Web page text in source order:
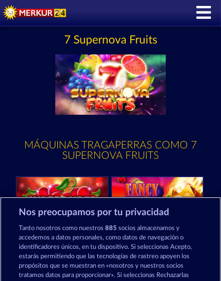
7 Supernova Fruits
MÁQUINAS TRAGAPERRAS COMO 7
SUPERNOVA FRUITS
Super Duper Cherry Fancy Fruits RoAR
Nos preocupamos por tu privacidad
Tanto nosotros como nuestros885 socios almacenamos y
accedemos a datos personales, como datos de navegación o
identificadores únicos, en tu dispositivo. Si seleccionas Acepto,
estarás permitiendo que las tecnologías de rastreo apoyen los
propósitos que se muestran en «nosotros y nuestros socios
tratamos datos para proporcionar». Si seleccionas Rechazarlas